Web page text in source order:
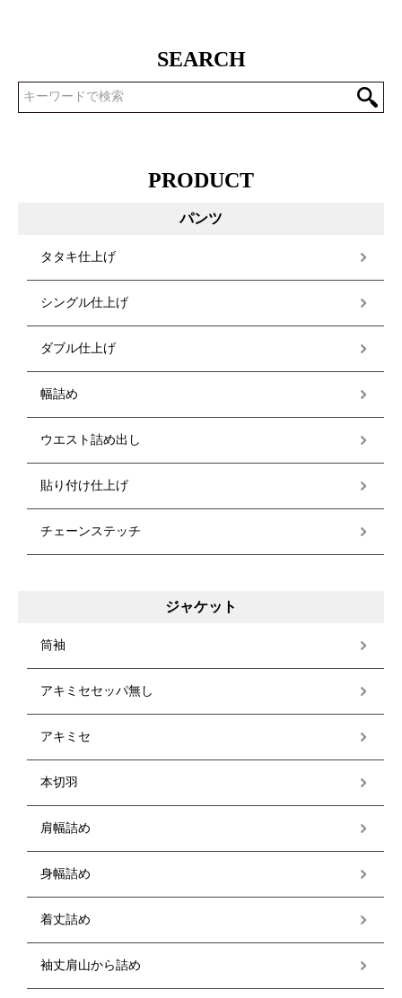
SEARCH
PRODUCT
パンツ
タタキ仕上げ
シングル仕上げ
ダブル仕上げ
幅詰め
ウエスト詰め出し
貼り付け仕上げ
チェーンステッチ
ジャケット
筒袖
アキミセセッパ無し
アキミセ
本切羽
肩幅詰め
身幅詰め
着丈詰め
袖丈肩山から詰め